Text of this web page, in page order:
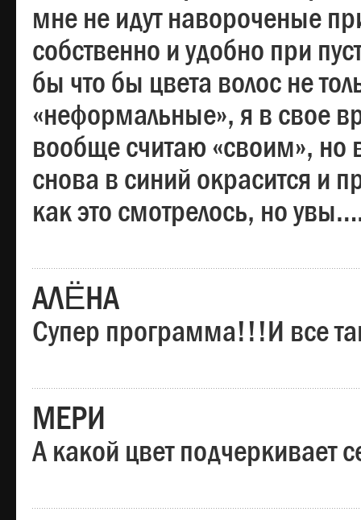
мне не идут навороченые
собственно и удобно при
бы что бы цвета волос не
«неформальные», я в свое
вообще считаю «своим», но
снова в синий окрасится и
как это смотрелось, но
АЛЁНА
Супер программа!!!И все
МЕРИ
А какой цвет подчеркивает